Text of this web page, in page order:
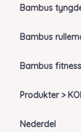
Bambus
Bambus
Bambus
Produkter >
Nederdel